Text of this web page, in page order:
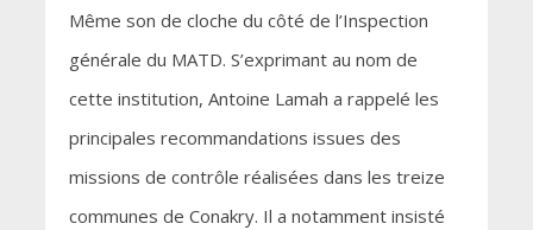
Même son de cloche du côté de l’Inspection
générale du MATD. S’exprimant au nom de
cette institution, Antoine Lamah a rappelé les
principales recommandations issues des
missions de contrôle réalisées dans les treize
communes de Conakry. Il a notamment insisté